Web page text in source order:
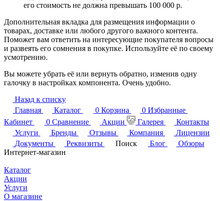
его стоимость не должна превышать 100 000 р.
Дополнительная вкладка для размещения информации о
товарах, доставке или любого другого важного контента.
Поможет вам ответить на интересующие покупателя вопросы
и развеять его сомнения в покупке. Используйте её по своему
усмотрению.
Вы можете убрать её или вернуть обратно, изменив одну
галочку в настройках компонента. Очень удобно.
Назад к списку
Главная
Каталог 0 Корзина 0 Избранные
Кабинет
0 Сравнение Акции Галерея
Контакты
Услуги
Бренды Отзывы Компания
Лицензии
Документы
Реквизиты Поиск Блог
Обзоры
Интернет-магазин
Каталог
Акции
Услуги
О магазине